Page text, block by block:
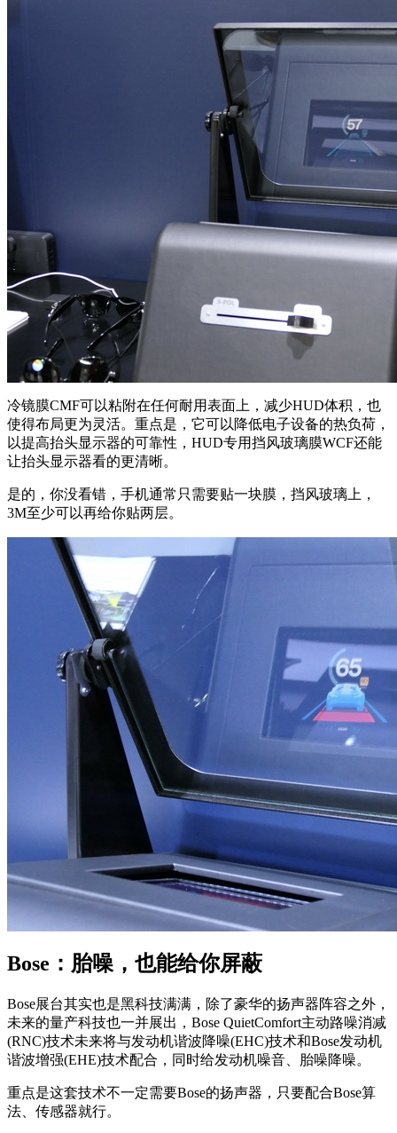
冷镜膜CMF可以粘附在任何耐用表面上，减少HUD体积，也
使得布局更为灵活。重点是，它可以降低电子设备的热负荷，
以提高抬头显示器的可靠性，HUD专用挡风玻璃膜WCF还能
让抬头显示器看的更清晰。
是的，你没看错，手机通常只需要贴一块膜，挡风玻璃上，
3M至少可以再给你贴两层。
Bose：胎噪，也能给你屏蔽
Bose展台其实也是黑科技满满，除了豪华的扬声器阵容之外，
未来的量产科技也一并展出，Bose QuietComfort主动路噪消减
(RNC)技术未来将与发动机谐波降噪(EHC)技术和Bose发动机
谐波增强(EHE)技术配合，同时给发动机噪音、胎噪降噪。
重点是这套技术不一定需要Bose的扬声器，只要配合Bose算
法、传感器就行。